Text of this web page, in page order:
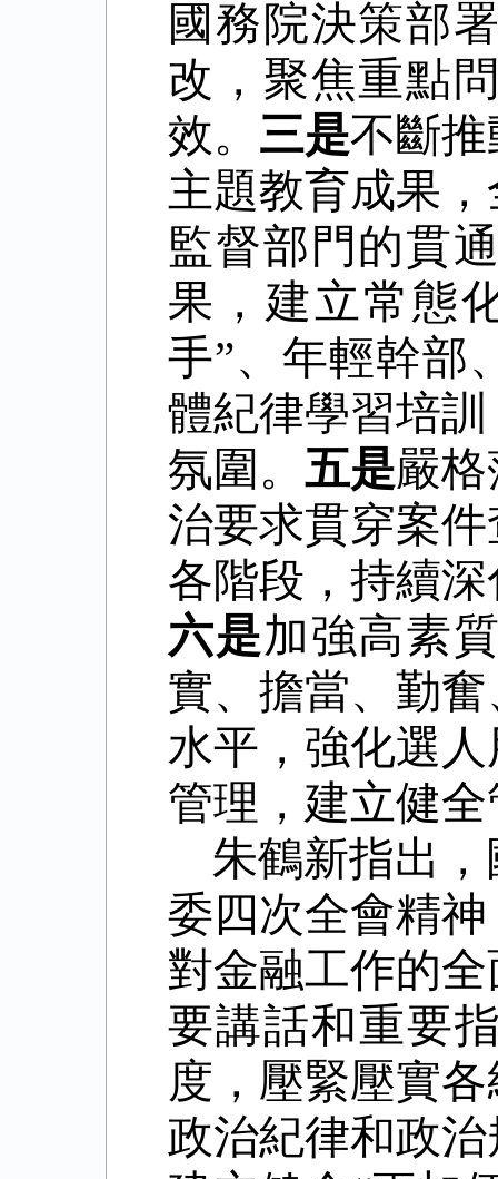
國務院決策部
改，聚焦重點
效。 三是不斷
主題教育成果
監督部門的貫
果，建立常態
手”、年輕幹部
體紀律學習培
氛圍。 五是嚴
治要求貫穿案
各階段，持續
六是加強高素
實、擔當、勤
水平，強化選
管理，建立健
朱鶴新指出，
委四次全會精
對金融工作的
要講話和重要
度，壓緊壓實
政治紀律和政